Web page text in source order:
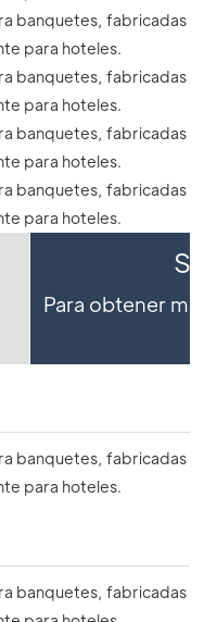
Si
Para obtener